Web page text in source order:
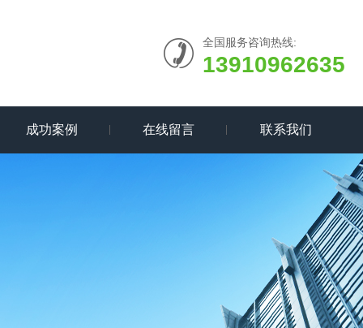
全国服务咨询热线:
13910962635
成功案例 在线留言 联系我们